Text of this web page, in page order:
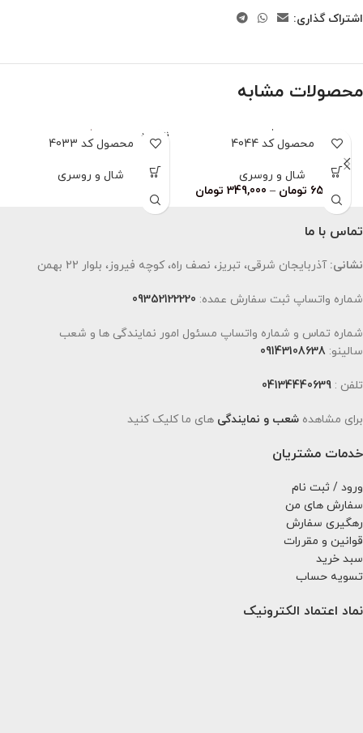
اشتراک گذاری:
محصولات مشابه
محصول کد 4044
شال و روسری
659,000 تومان –
349,000 تومان
ناموجود
محصول کد 4033
شال و روسری
تماس با ما
نشانی: آذربایجان شرقی، تبریز، نصف راه، کوچه فیروز، بلوار 22 بهمن
شماره واتساپ ثبت سفارش عمده: 09352122220
شماره تماس و شماره واتساپ مسئول امور نمایندگی ها و شعب
سالینو: 09143108638
تلفن : 04134440639
برای مشاهده شعب و نمایندگی های ما کلیک کنید
خدمات مشتریان
ورود / ثبت نام
سفارش های من
رهگیری سفارش
قوانین و مقررات
سبد خرید
تسویه حساب
نماد اعتماد الکترونیک